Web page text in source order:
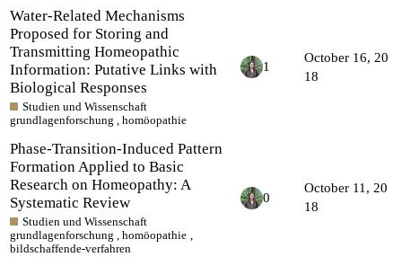
Water-Related Mechanisms
Proposed for Storing and
Transmitting Homeopathic
Information: Putative Links with
Biological Responses
Studien und Wissenschaft
grundlagenforschung ,homöopathie
1
October 16, 20
18
Phase-Transition-Induced Pattern
Formation Applied to Basic
Research on Homeopathy: A
Systematic Review
Studien und Wissenschaft
grundlagenforschung ,homöopathie ,
bildschaffende-verfahren
0
October 11, 20
18